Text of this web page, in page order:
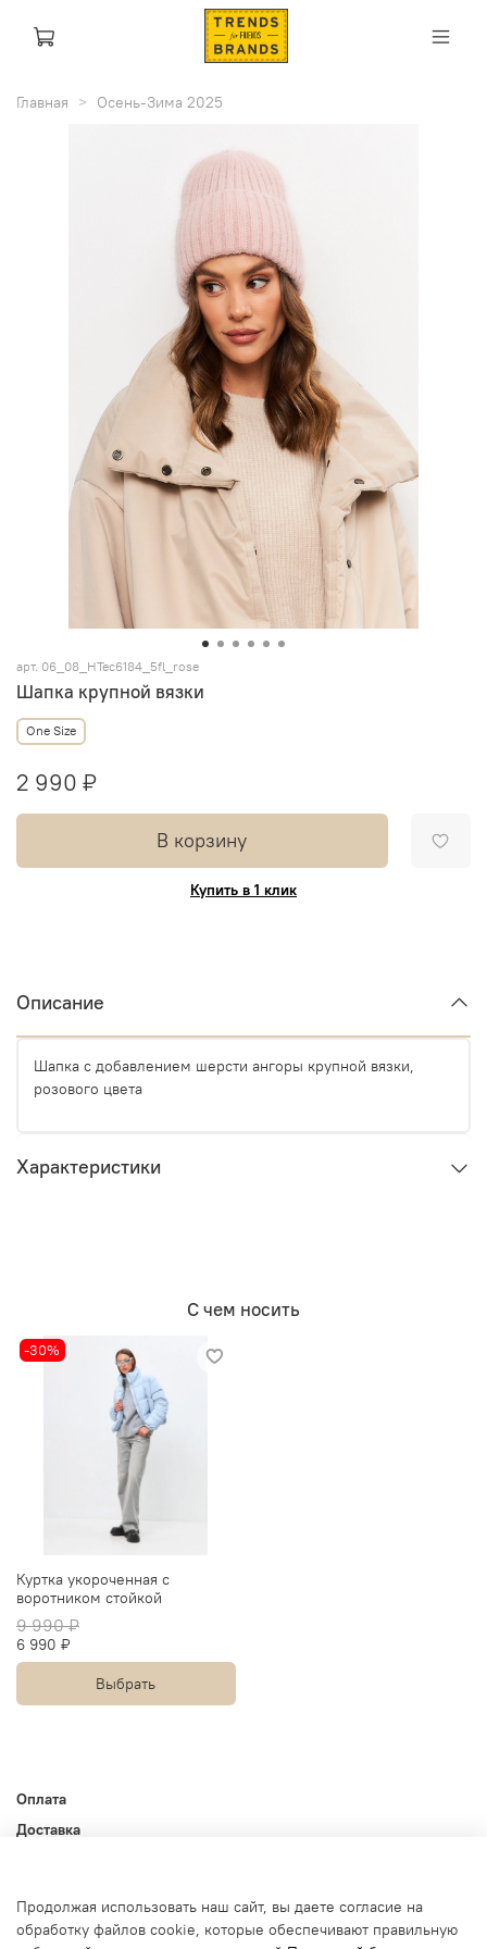
Главная Осень-Зима 2025
арт. 06_08_HTec6184_5fl_rose
Шапка крупной вязки
One Size
2 990 ₽
В корзину
Купить в 1 клик
Описание
Шапка с добавлением шерсти ангоры крупной вязки,
розового цвета
Характеристики
С чем носить
-30%
Куртка укороченная с
воротником стойкой
9 990 ₽
6 990 ₽
Выбрать
Оплата
Доставка
Пользовательское соглашение
Продолжая использовать наш сайт, вы даете согласие на
обработку файлов cookie, которые обеспечивают правильную